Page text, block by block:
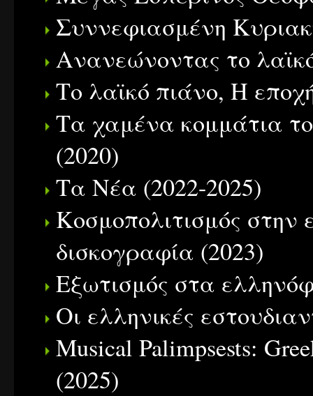
Συννεφιασμένη
Ανανεώνοντας το
Το λαϊκό πιάνο, Η
Τα χαμένα κομμάτια
(2020)
Τα Νέα (2022-2025)
Κοσμοπολιτισμός στην
δισκογραφία (2023)
Εξωτισμός στα
Οι ελληνικές
Musical Palimpsests:
(2025)